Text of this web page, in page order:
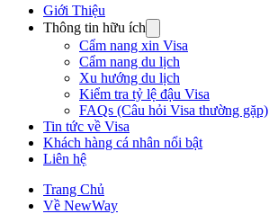
Giới Thiệu
Thông tin hữu ích
Cẩm nang xin Visa
Cẩm nang du lịch
Xu hướng du lịch
Kiểm tra tỷ lệ đậu Visa
FAQs (Câu hỏi Visa thường gặp)
Tin tức về Visa
Khách hàng cá nhân nổi bật
Liên hệ
Trang Chủ
Về NewWay